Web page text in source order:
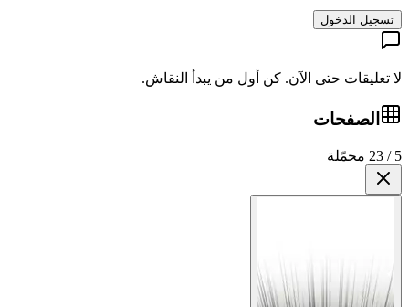
تسجيل الدخول
لا تعليقات حتى الآن. كن أول من يبدأ النقاش.
الصفحات
5 / 23 محمّلة